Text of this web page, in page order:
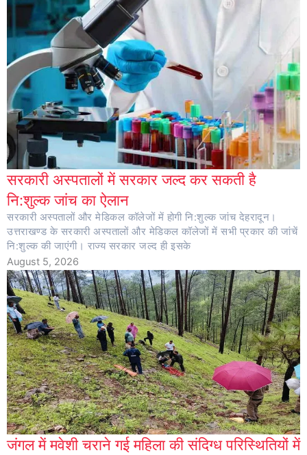
सरकारी अस्पतालों में सरकार जल्द कर सकती है
नि:शुल्क जांच का ऐलान
सरकारी अस्पतालों और मेडिकल कॉलेजों में होगी नि:शुल्क जांच देहरादून।
उत्तराखण्ड के सरकारी अस्पतालों और मेडिकल कॉलेजों में सभी प्रकार की जांचें
नि:शुल्क की जाएंगी। राज्य सरकार जल्द ही इसके
August 5, 2026
जंगल में मवेशी चराने गई महिला की संदिग्ध परिस्थितियों में